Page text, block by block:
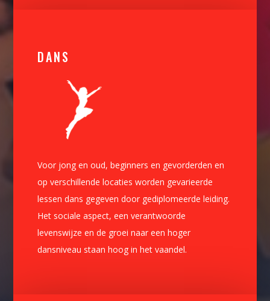
DANS
Voor jong en oud, beginners en gevorderden en
op verschillende locaties worden gevarieerde
lessen dans gegeven door gediplomeerde leiding.
Het sociale aspect, een verantwoorde
levenswijze en de groei naar een hoger
dansniveau staan hoog in het vaandel.